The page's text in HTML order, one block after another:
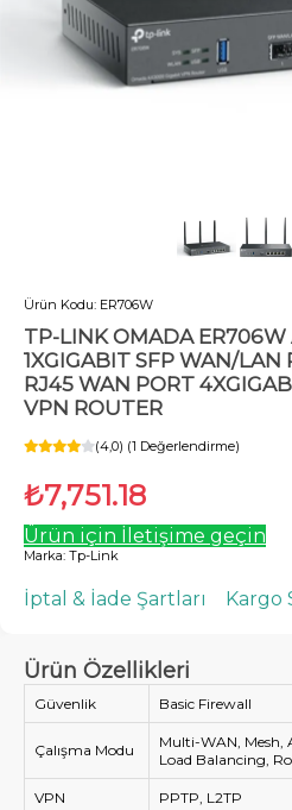
Ürün Kodu: ER706W
TP-LINK OMADA
1XGIGABIT SFP WAN/LAN
RJ45 WAN PORT
VPN ROUTER
(4,0) (1 Değerlendirme)
₺7,751.18
Ürün için İletişime geçin
Marka: Tp-Link
İptal & İade Şartları Kargo
Ürün Özellikleri
Güvenlik Basic Firewall
Çalışma Modu
Multi-WAN, Mesh,
Load Balancing,
VPN PPTP, L2TP